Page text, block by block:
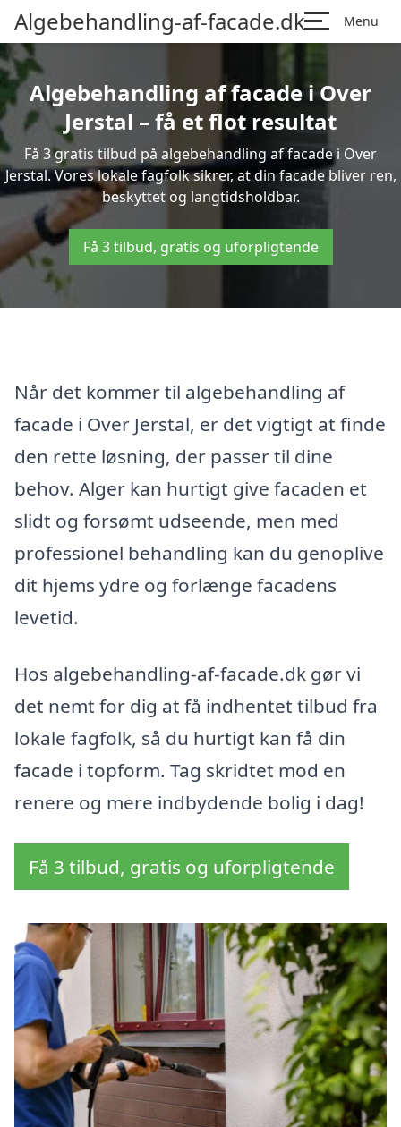
Algebehandling-af-facade.dk Menu
Algebehandling af facade i Over
Jerstal – få et flot resultat
Få 3 gratis tilbud på algebehandling af facade i Over
Jerstal. Vores lokale fagfolk sikrer, at din facade bliver ren,
beskyttet og langtidsholdbar.
Få 3 tilbud, gratis og uforpligtende
Når det kommer til algebehandling af
facade i Over Jerstal, er det vigtigt at finde
den rette løsning, der passer til dine
behov. Alger kan hurtigt give facaden et
slidt og forsømt udseende, men med
professionel behandling kan du genoplive
dit hjems ydre og forlænge facadens
levetid.
Hos algebehandling-af-facade.dk gør vi
det nemt for dig at få indhentet tilbud fra
lokale fagfolk, så du hurtigt kan få din
facade i topform. Tag skridtet mod en
renere og mere indbydende bolig i dag!
Få 3 tilbud, gratis og uforpligtende